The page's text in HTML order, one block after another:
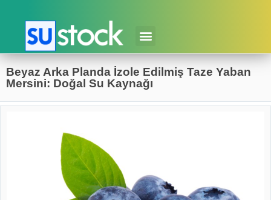
Beyaz Arka Planda İzole Edilmiş Taze Yaban
Mersini: Doğal Su Kaynağı